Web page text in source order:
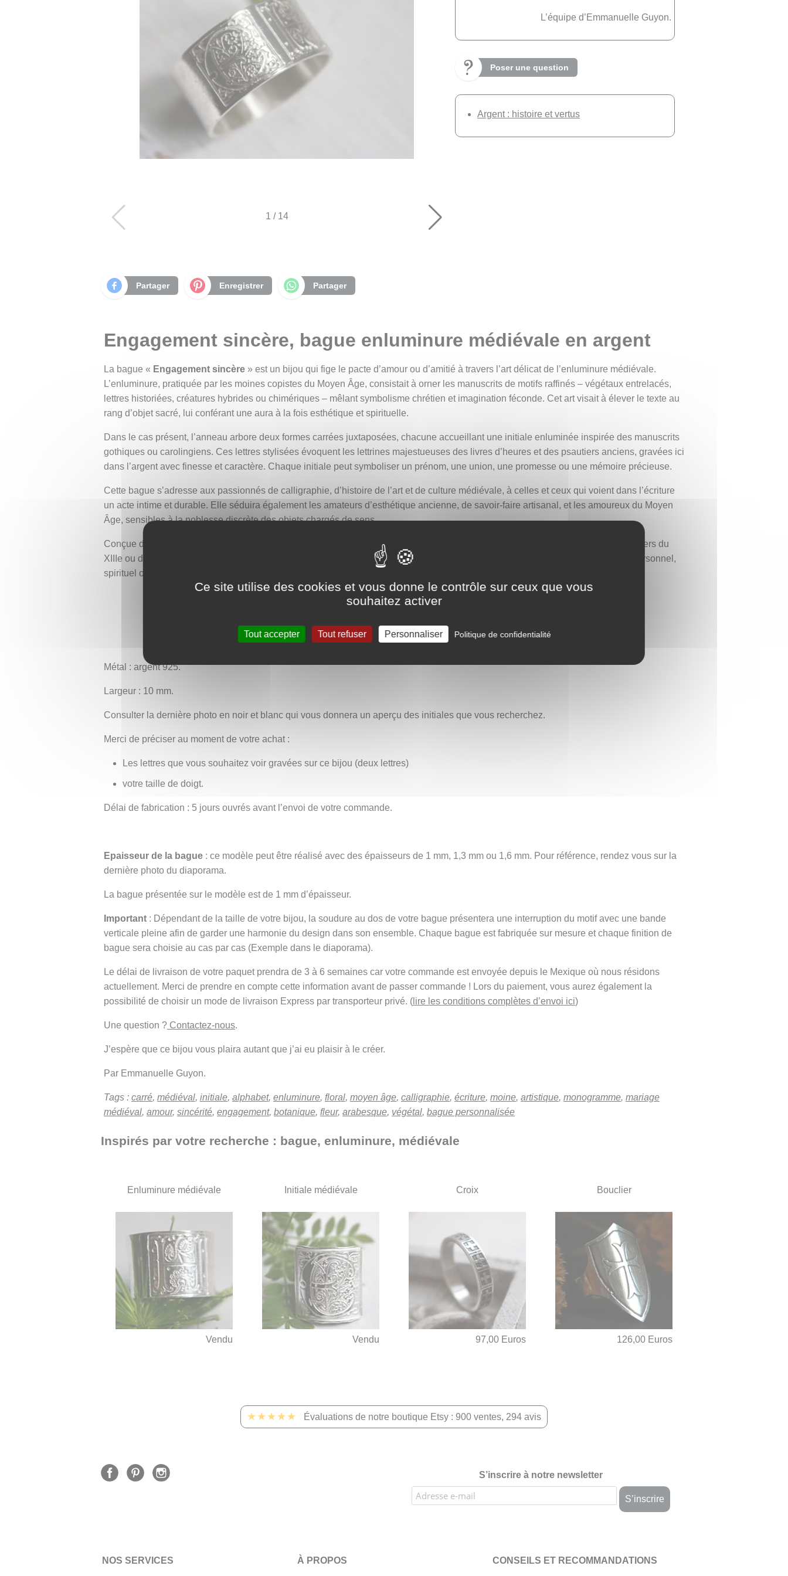
1 / 14
L’équipe d’Emmanuelle Guyon.
Poser une question
Argent : histoire et vertus
Partager Enregistrer Partager
Engagement sincère, bague enluminure médiévale en argent
La bague « Engagement sincère » est un bijou qui fige le pacte d’amour ou d’amitié à travers l’art délicat de l’enluminure médiévale.
L’enluminure, pratiquée par les moines copistes du Moyen Âge, consistait à orner les manuscrits de motifs raffinés – végétaux entrelacés,
lettres historiées, créatures hybrides ou chimériques – mêlant symbolisme chrétien et imagination féconde. Cet art visait à élever le texte au
rang d’objet sacré, lui conférant une aura à la fois esthétique et spirituelle.
Dans le cas présent, l’anneau arbore deux formes carrées juxtaposées, chacune accueillant une initiale enluminée inspirée des manuscrits
gothiques ou carolingiens. Ces lettres stylisées évoquent les lettrines majestueuses des livres d’heures et des psautiers anciens, gravées ici
dans l’argent avec finesse et caractère. Chaque initiale peut symboliser un prénom, une union, une promesse ou une mémoire précieuse.
Cette bague s’adresse aux passionnés de calligraphie, d’histoire de l’art et de culture médiévale, à celles et ceux qui voient dans l’écriture
un acte intime et durable. Elle séduira également les amateurs d’esthétique ancienne, de savoir-faire artisanal, et les amoureux du Moyen
Âge, sensibles à la noblesse discrète des objets chargés de sens.
Conçue dans un esprit rustique, avec un fini volontairement texturé ou patiné rappelant les objets façonnés à la main dans les ateliers du
XIIIe ou du XIVe siècle, cette bague sera idéale comme bague de fiançailles, anneau de mariage ou symbole d’un engagement personnel,
spirituel ou artistique.
bijoux avec enluminure médiévale
Métal : argent 925.
Largeur : 10 mm.
Consulter la dernière photo en noir et blanc qui vous donnera un aperçu des initiales que vous recherchez.
Merci de préciser au moment de votre achat :
Les lettres que vous souhaitez voir gravées sur ce bijou (deux lettres)
votre taille de doigt.
Délai de fabrication : 5 jours ouvrés avant l’envoi de votre commande.
Epaisseur de la bague : ce modèle peut être réalisé avec des épaisseurs de 1 mm, 1,3 mm ou 1,6 mm. Pour référence, rendez vous sur la
dernière photo du diaporama.
La bague présentée sur le modèle est de 1 mm d’épaisseur.
Important : Dépendant de la taille de votre bijou, la soudure au dos de votre bague présentera une interruption du motif avec une bande
verticale pleine afin de garder une harmonie du design dans son ensemble. Chaque bague est fabriquée sur mesure et chaque finition de
bague sera choisie au cas par cas (Exemple dans le diaporama).
Le délai de livraison de votre paquet prendra de 3 à 6 semaines car votre commande est envoyée depuis le Mexique où nous résidons
actuellement. Merci de prendre en compte cette information avant de passer commande ! Lors du paiement, vous aurez également la
possibilité de choisir un mode de livraison Express par transporteur privé. ( lire les conditions complètes d’envoi ici)
Une question ? Contactez-nous.
J’espère que ce bijou vous plaira autant que j’ai eu plaisir à le créer.
Par Emmanuelle Guyon.
Tags : carré, médiéval, initiale, alphabet, enluminure, floral, moyen âge, calligraphie, écriture, moine, artistique, monogramme, mariage
médiéval, amour, sincérité, engagement, botanique, fleur, arabesque, végétal, bague personnalisée
Inspirés par votre recherche : bague, enluminure, médiévale
Enluminure médiévale
Vendu
Initiale médiévale
Vendu
Croix
97,00 Euros
Bouclier
126,00 Euros
★★★★★ Évaluations de notre boutique Etsy : 900 ventes, 294 avis
S’inscrire à notre newsletter
NOS SERVICES À PROPOS CONSEILS ET RECOMMANDATIONS
Ce site utilise des cookies et vous donne le contrôle sur ceux que vous
souhaitez activer
Tout accepter Tout refuser Personnaliser Politique de confidentialité